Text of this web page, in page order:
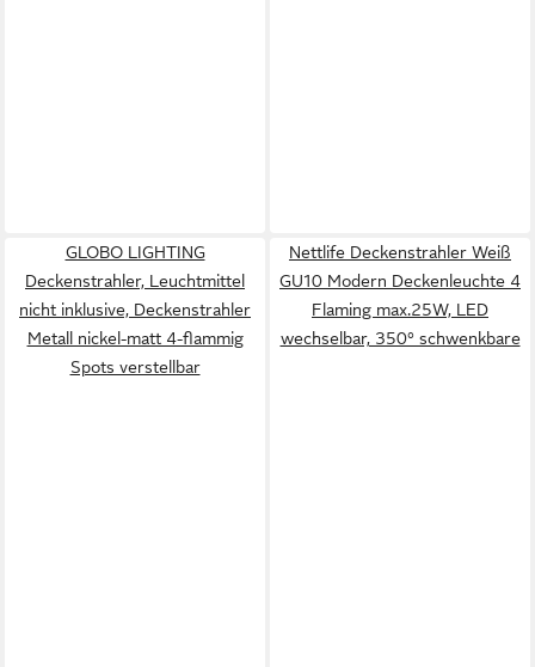
GLOBO LIGHTING
Deckenstrahler, Leuchtmittel
nicht inklusive, Deckenstrahler
Metall nickel-matt 4-flammig
Spots verstellbar
Nettlife Deckenstrahler Weiß
GU10 Modern Deckenleuchte 4
Flaming max.25W, LED
wechselbar, 350° schwenkbare